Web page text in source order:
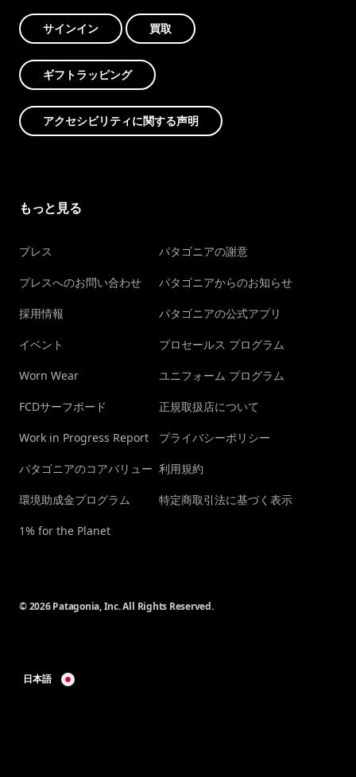
サインイン 買取
ギフトラッピング
アクセシビリティに関する声明
もっと見る
プレス
プレスへのお問い合わせ
採用情報
イベント
Worn Wear
FCDサーフボード
Work in Progress Report
パタゴニアのコアバリュー
環境助成金プログラム
1% for the Planet
パタゴニアの謝意
パタゴニアからのお知らせ
パタゴニアの公式アプリ
プロセールス プログラム
ユニフォーム プログラム
正規取扱店について
プライバシーポリシー
利用規約
特定商取引法に基づく表示
© 2026 Patagonia, Inc. All Rights Reserved.
日本語